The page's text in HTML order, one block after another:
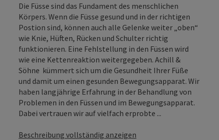
Die Füsse sind das Fundament des menschlichen
Körpers. Wenn die Füsse gesund und in der richtigen
Postion sind, können auch alle Gelenke weiter „oben“
wie Knie, Hüften, Rücken und Schulter richtig
funktionieren. Eine Fehlstellung in den Füssen wird
wie eine Kettenreaktion weitergegeben. Achill &
Söhne kümmert sich um die Gesundheit Ihrer Füße
und damit um einen gesunden Bewegungsapparat. Wir
haben langjährige Erfahrung in der Behandlung von
Problemen in den Füssen und im Bewegungsapparat.
Dabei vertrauen wir auf vielfach erprobte ...
Beschreibung vollständig anzeigen